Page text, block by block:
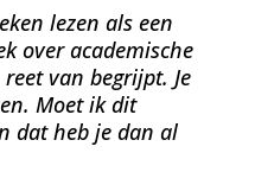
lezen als een
over academische
van begrijpt. Je
Moet ik dit
dat heb je dan al